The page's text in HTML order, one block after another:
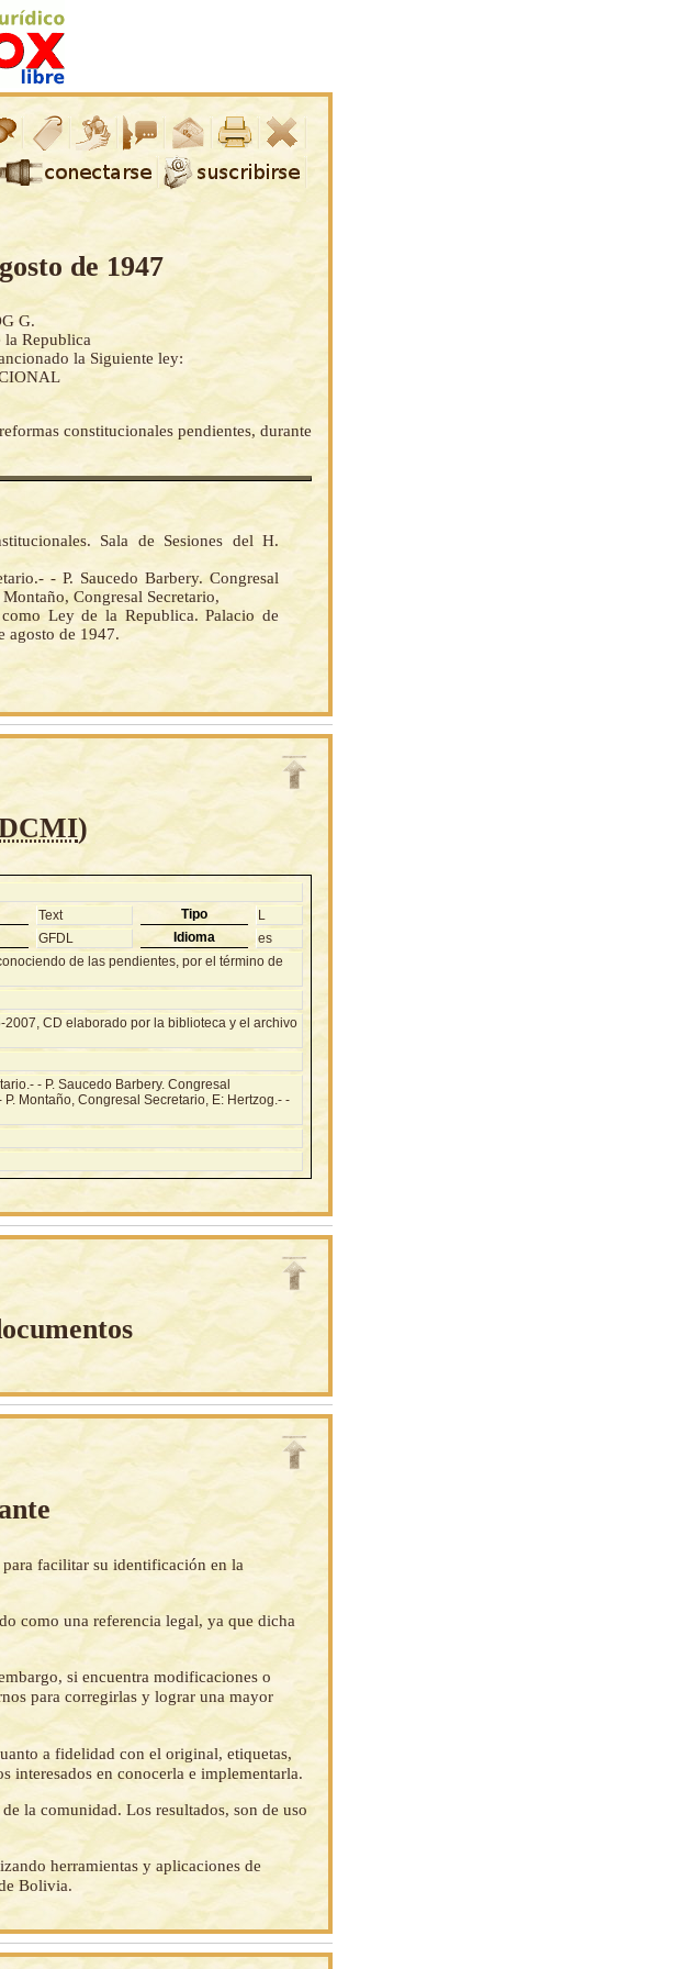
de 1947
G.
la Republica
la Siguiente ley:
constitucionales pendientes, durante
Sala de Sesiones del H.
- P. Saucedo Barbery. Congresal
Congresal Secretario,
Ley de la Republica. Palacio de
agosto de 1947.
)
Text Tipo
L
GFDL Idioma
es
de las pendientes, por el término de
CD elaborado por la biblioteca y el archivo
- P. Saucedo Barbery. Congresal
Montaño, Congresal Secretario, E: Hertzog.- -
facilitar su identificación en la
como una referencia legal, ya que dicha
si encuentra modificaciones o
para corregirlas y lograr una mayor
a fidelidad con el original, etiquetas,
interesados en conocerla e implementarla.
la comunidad. Los resultados, son de uso
herramientas y aplicaciones de
Bolivia.